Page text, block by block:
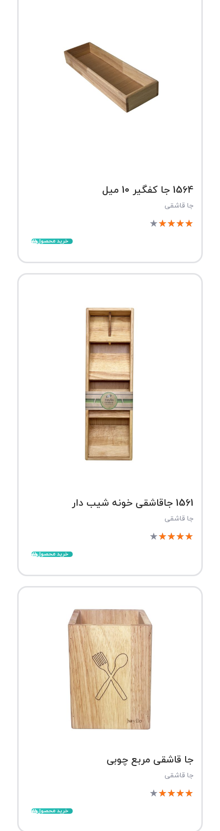
1564 جا کفگیر 10 میل
جا قاشقی
★
★
★
★
★
خرید محصول
1561 جاقاشقی خونه شیب دار
جا قاشقی
★
★
★
★
★
خرید محصول
جا قاشقی مربع چوبی
جا قاشقی
★
★
★
★
★
خرید محصول